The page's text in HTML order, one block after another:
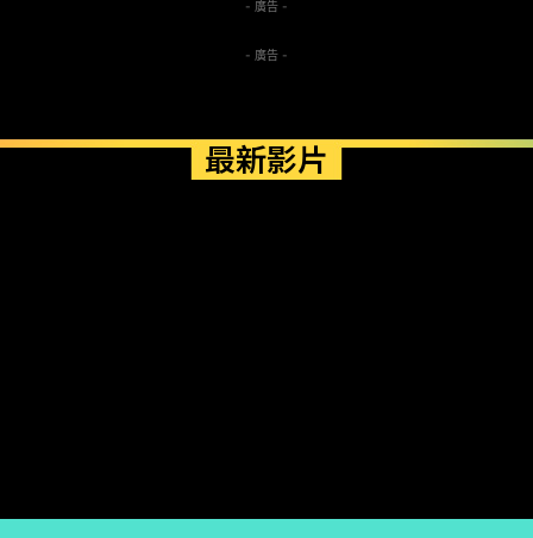
- 廣告 -
- 廣告 -
最新影片